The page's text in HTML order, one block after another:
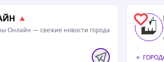
🔺
Онлайн — свежие новости города
4